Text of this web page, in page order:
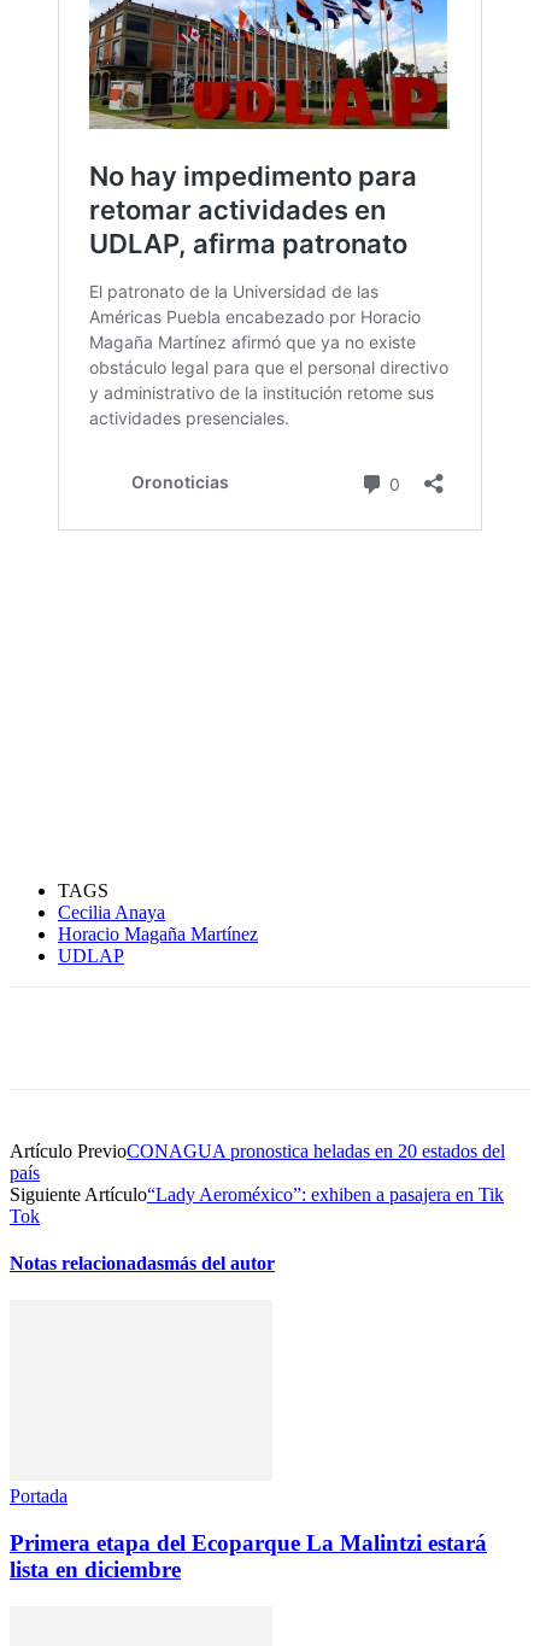
TAGS
Cecilia Anaya
Horacio Magaña Martínez
UDLAP
Artículo PrevioCONAGUA pronostica heladas en 20 estados del
país
Siguiente Artículo“Lady Aeroméxico”: exhiben a pasajera en Tik
Tok
Notas relacionadasmás del autor
Portada
Primera etapa del Ecoparque La Malintzi estará
lista en diciembre